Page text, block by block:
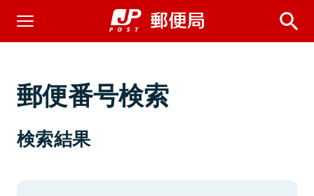
郵便番号検索
検索結果